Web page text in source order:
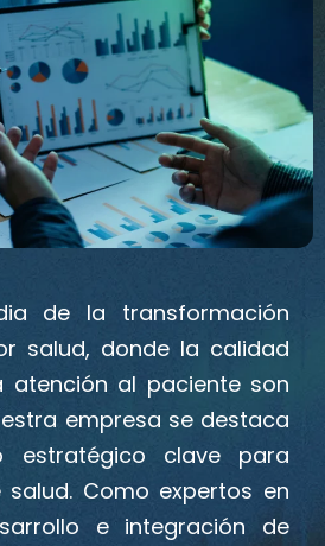
de la transformación
salud, donde la calidad
atención al paciente son
empresa se destaca
estratégico clave para
salud. Como expertos en
e integración de